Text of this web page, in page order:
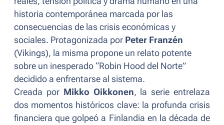
historia contemporánea marcada por las
consecuencias de las crisis económicas y
sociales. Protagonizada por Peter Franzén
(Vikings), la misma propone un relato potente
sobre un inesperado “Robin Hood del Norte”
decidido a enfrentarse al sistema.
Creada por Mikko Oikkonen, la serie entrelaza
dos momentos históricos clave: la profunda crisis
financiera que golpeó a Finlandia en la década de